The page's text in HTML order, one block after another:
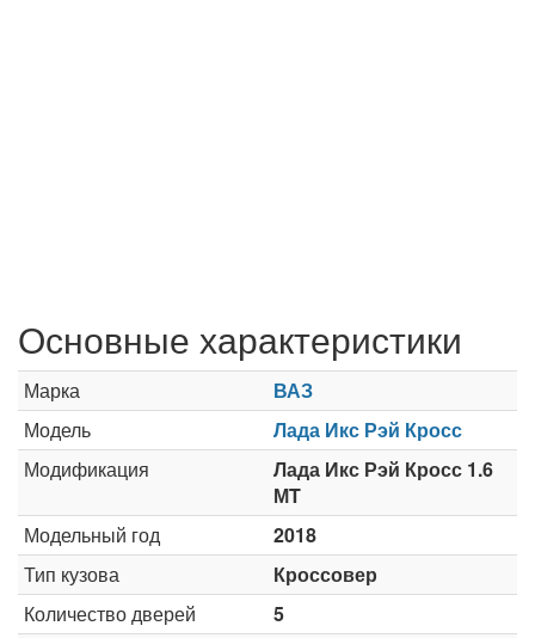
Основные характеристики
Марка
ВАЗ
Модель
Лада Икс Рэй Кросс
Модификация
Лада Икс Рэй Кросс 1.6
МT
Модельный год
2018
Тип кузова
Кроссовер
Количество дверей
5